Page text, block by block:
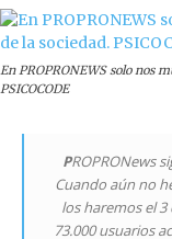
En PROPRONEWS solo nos
PSICOCODE
PROPRONews
Cuando aún no
los haremos el
73.000 usuarios